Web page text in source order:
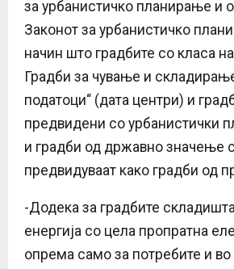
за урбанистичко планирање и
Законот за урбанистичко
начин што градбите со класа
Градби за чување и
податоци“ (дата центри) и
предвидени со урбанистички
и градби од државно значење
предвидуваат како градби од
-Додека за градбите
енергија со цела пропратна
опрема само за потребите и во